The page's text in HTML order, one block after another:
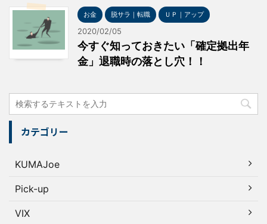
お金 脱サラ｜転職 ＵＰ｜アップ
2020/02/05
今すぐ知っておきたい「確定拠出年
金」退職時の落とし穴！！
カテゴリー
KUMAJoe
Pick-up
VIX